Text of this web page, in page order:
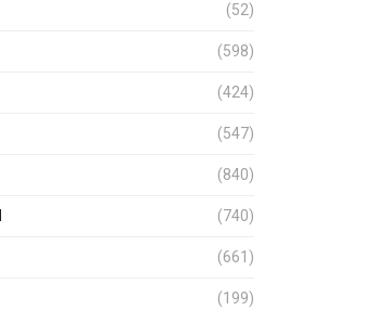
(52)
(598)
(424)
(547)
(840)
(740)
(661)
(199)